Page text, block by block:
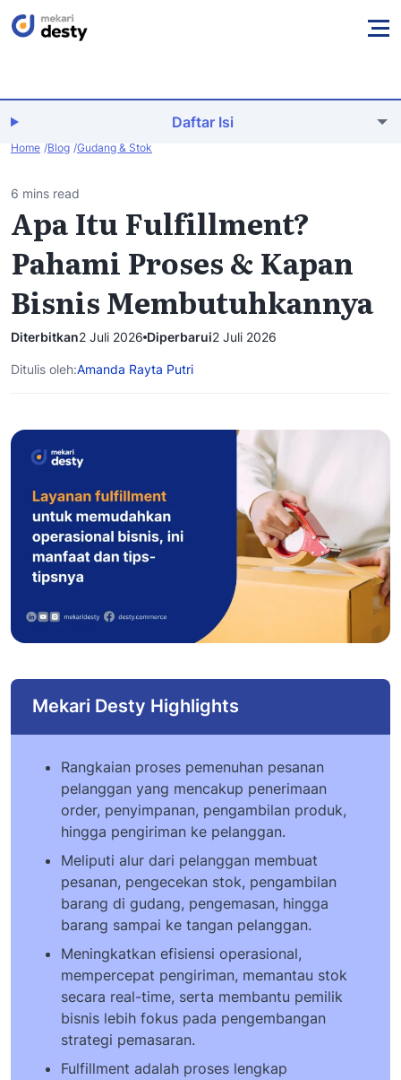
Daftar Isi
Home Blog Gudang & Stok
6 mins read
Apa Itu Fulfillment?
Pahami Proses & Kapan
Bisnis Membutuhkannya
Diterbitkan2 Juli 2026 Diperbarui2 Juli 2026
Ditulis oleh:Amanda Rayta Putri
Mekari Desty Highlights
Rangkaian proses pemenuhan pesanan
pelanggan yang mencakup penerimaan
order, penyimpanan, pengambilan produk,
hingga pengiriman ke pelanggan.
Meliputi alur dari pelanggan membuat
pesanan, pengecekan stok, pengambilan
barang di gudang, pengemasan, hingga
barang sampai ke tangan pelanggan.
Meningkatkan efisiensi operasional,
mempercepat pengiriman, memantau stok
secara real-time, serta membantu pemilik
bisnis lebih fokus pada pengembangan
strategi pemasaran.
Fulfillment adalah proses lengkap